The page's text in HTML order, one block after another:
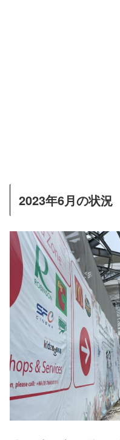
2023年6月の状況